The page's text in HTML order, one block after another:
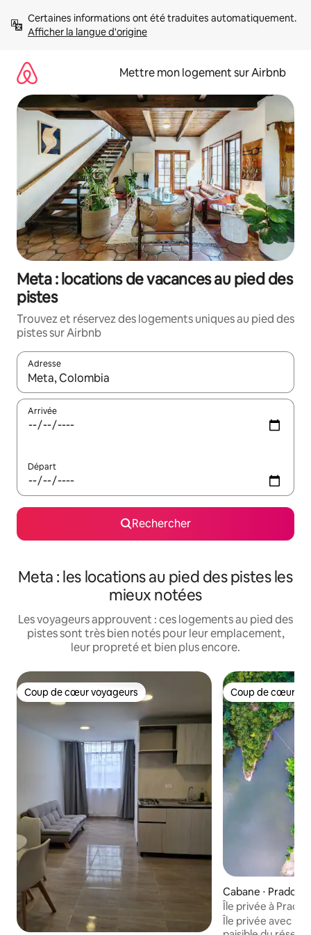
directement
Afficher la langue d'origine
Mettre mon logement sur Airbnb
Meta : locations de vacances au pied des
pistes
Trouvez et réservez des logements uniques au pied des
pistes sur Airbnb
Adresse
Lorsque les résultats s'affichent, utilisez les flèches vers le
Arrivée
Départ
Rechercher
Meta : les locations au pied des pistes les
mieux notées
Les voyageurs approuvent : ces logements au pied des
pistes sont très bien notés pour leur emplacement,
leur propreté et bien plus encore.
Coup de cœur voyageurs
Coup de cœur voyageurs Coup de cœur
Coup de cœur
Cabane ⋅ Prado
Île privée à Prado
nautiques
Île privée avec